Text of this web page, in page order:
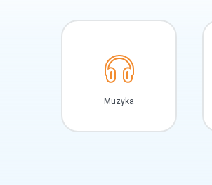
Muzyka